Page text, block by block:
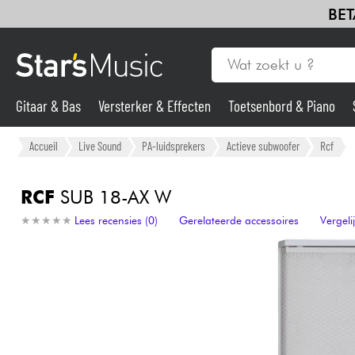
Gitaar & Bas
Synths & samplers
Gitaar & Bas Versterker & Effecten Toetsenbord & Piano
Accueil Live Sound PA-luidsprekers Actieve subwoofer Rcf
RCF SUB 18-AX W
★ ★ ★ ★ ★
★ ★ ★ ★ ★ Lees recensies (0) Gerelateerde accessoires